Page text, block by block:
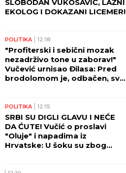
SLOBODAN VUKOSAVIĆ, LAŽNI
EKOLOG I DOKAZANI LICEMER!
POLITIKA 12:18
"Profiterski i sebični mozak
nezadrživo tone u zaborav!"
Vučević urnisao Đilasa: Pred
brodolomom je, odbačen, svi
POLITIKA 12:15
SRBI SU DIGLI GLAVU I NEĆE
DA ĆUTE! Vučić o proslavi
"Oluje" i napadima iz
Hrvatske: U šoku su zbog